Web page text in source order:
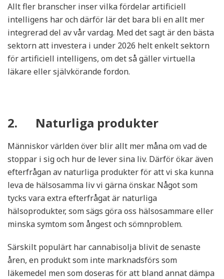
Allt fler branscher inser vilka fördelar artificiell
intelligens har och därför lär det bara bli en allt mer
integrerad del av vår vardag. Med det sagt är den bästa
sektorn att investera i under 2026 helt enkelt sektorn
för artificiell intelligens, om det så gäller virtuella
läkare eller självkörande fordon.
2. Naturliga produkter
Människor världen över blir allt mer måna om vad de
stoppar i sig och hur de lever sina liv. Därför ökar även
efterfrågan av naturliga produkter för att vi ska kunna
leva de hälsosamma liv vi gärna önskar. Något som
tycks vara extra efterfrågat är naturliga
hälsoprodukter, som sägs göra oss hälsosammare eller
minska symtom som ångest och sömnproblem.
Särskilt populärt har cannabisolja blivit de senaste
åren, en produkt som inte marknadsförs som
läkemedel men som doseras för att bland annat dämpa